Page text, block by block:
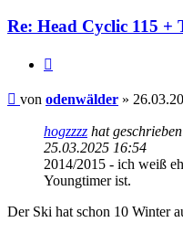
Re: Head Cyclic 115
Beitrag
von odenwälder »
hogzzzz hat
25.03.2025 16:54
2014/2015 - ich weiß
Youngtimer ist.
Der Ski hat schon 10 Winter